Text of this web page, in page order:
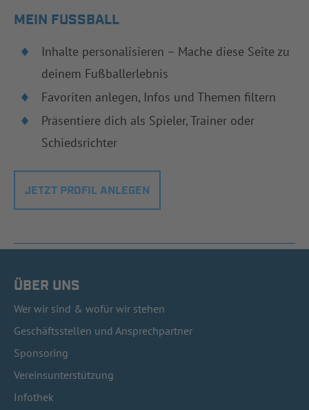
MEIN FUSSBALL
Inhalte personalisieren – Mache diese Seite zu
deinem Fußballerlebnis
Favoriten anlegen, Infos und Themen filtern
Präsentiere dich als Spieler, Trainer oder
Schiedsrichter
JETZT PROFIL ANLEGEN
ÜBER UNS
Wer wir sind & wofür wir stehen
Geschäftsstellen und Ansprechpartner
Sponsoring
Vereinsunterstützung
Infothek